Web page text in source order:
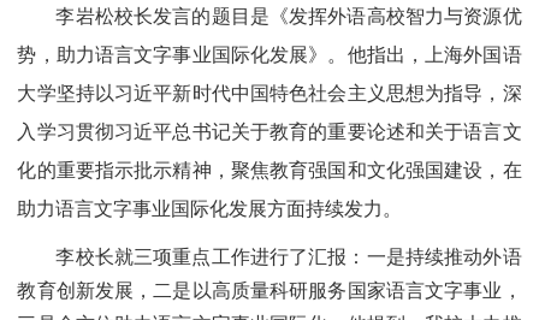
李岩松校长发言的题目是《发挥外语高校智力与资源优
势，助力语言文字事业国际化发展》。他指出，上海外国语
大学坚持以习近平新时代中国特色社会主义思想为指导，深
入学习贯彻习近平总书记关于教育的重要论述和关于语言文
化的重要指示批示精神，聚焦教育强国和文化强国建设，在
助力语言文字事业国际化发展方面持续发力。
李校长就三项重点工作进行了汇报：一是持续推动外语
教育创新发展，二是以高质量科研服务国家语言文字事业，